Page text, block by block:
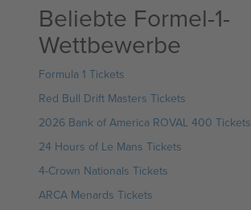
Beliebte Formel-1-
Wettbewerbe
Formula 1 Tickets
Red Bull Drift Masters Tickets
2026 Bank of America ROVAL 400 Tickets
24 Hours of Le Mans Tickets
4-Crown Nationals Tickets
ARCA Menards Tickets